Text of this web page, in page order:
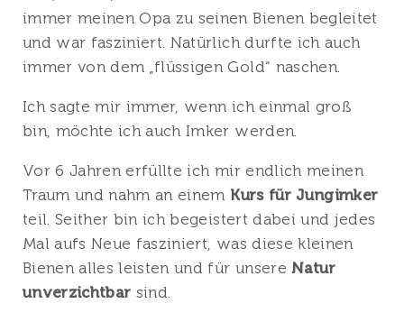
immer meinen Opa zu seinen Bienen begleitet
und war fasziniert. Natürlich durfte ich auch
immer von dem „flüssigen Gold“ naschen.
Ich sagte mir immer, wenn ich einmal groß
bin, möchte ich auch Imker werden.
Vor 6 Jahren erfüllte ich mir endlich meinen
Traum und nahm an einem Kurs für Jungimker
teil. Seither bin ich begeistert dabei und jedes
Mal aufs Neue fasziniert, was diese kleinen
Bienen alles leisten und für unsere Natur
unverzichtbar sind.